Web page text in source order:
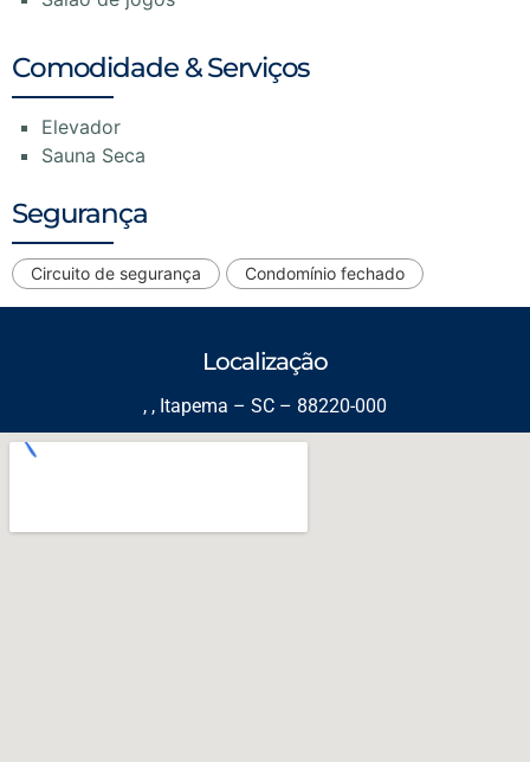
Comodidade & Serviços
Elevador
Sauna Seca
Segurança
Circuito de segurança Condomínio fechado
Localização
, , Itapema – SC – 88220-000